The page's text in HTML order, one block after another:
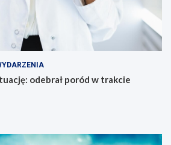
odebrał poród w trakcie